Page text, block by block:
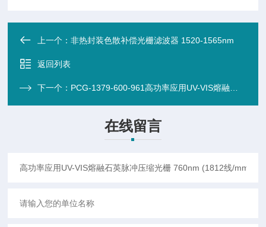
上一个：非热封装色散补偿光栅滤波器 1520-1565nm
返回列表
下一个： PCG-1379-600-961高功率应用UV-VIS熔融石英脉冲压缩光栅 500-700nm (1379线/mm)( 光栅/微透镜
在线留言